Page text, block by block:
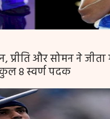
प्रीति और सोमन ने जीता
8 स्वर्ण पदक